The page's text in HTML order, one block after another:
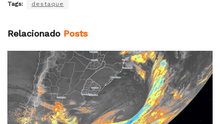
Tags: destaque
Relacionado Posts